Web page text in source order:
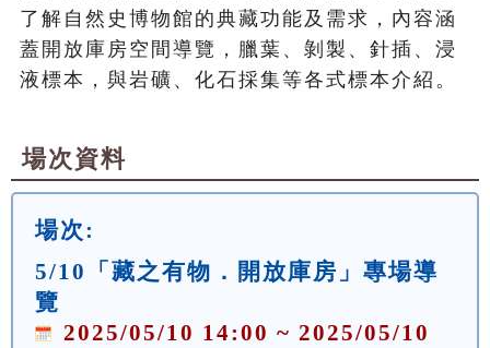
了解自然史博物館的典藏功能及需求，內容涵
蓋開放庫房空間導覽，臘葉、剝製、針插、浸
液標本，與岩礦、化石採集等各式標本介紹。
場次資料
場次:
5/10「藏之有物．開放庫房」專場導
覽
2025/05/10 14:00 ~ 2025/05/10